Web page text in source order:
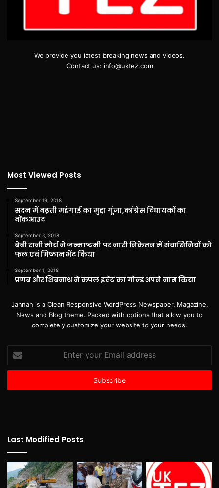
We provide you latest breaking news and videos.
Contact us: info@uktez.com
Most Viewed Posts
September 19, 2018
सदन में बढ़ती महंगाई का मुद्दा गूंजा,कांग्रेस विधायकों का
वॉकआउट
September 3, 2018
बेबी रानी मौर्य ने जन्माष्टमी पर नारी निकेतन में संवासिनियों को
फल एवं मिष्ठान भेंट किया
September 1, 2018
प्रणब और शिबनाथ ने कपल इवेंट का गोल्ड अपने नाम किया
Jannah is a Clean Responsive WordPress Newspaper, Magazine,
News and Blog theme. Packed with options that allow you to
completely customize your website to your needs.
your
Email
Last Modified Posts